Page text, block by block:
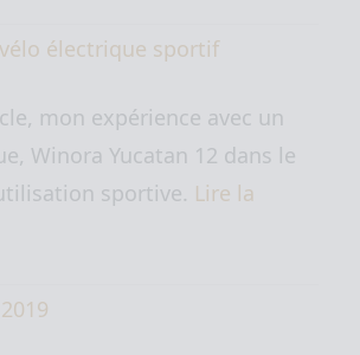
vélo électrique sportif
mon expérience avec un
Winora Yucatan 12 dans le
sportive. Lire la